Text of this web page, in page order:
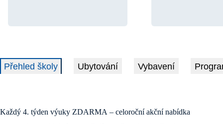
Přehled školy Ubytování Vybavení
Každý 4. týden výuky ZDARMA – celoroční akční nabídka